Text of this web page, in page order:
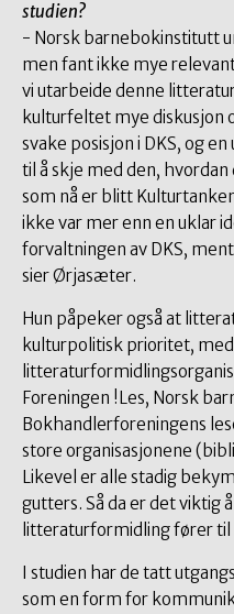
studien?
- Norsk barnebokinstitutt
men fant ikke mye
vi utarbeide denne
kulturfeltet mye
svake posisjon i DKS, og
til å skje med den,
som nå er blitt
ikke var mer enn en uklar
forvaltningen av DKS,
sier Ørjasæter.
Hun påpeker også at
kulturpolitisk prioritet,
Foreningen !Les, Norsk
Bokhandlerforeningens
store organisasjonene
Likevel er alle stadig
gutters. Så da er det viktig
litteraturformidling fører til
I studien har de tatt
som en form for